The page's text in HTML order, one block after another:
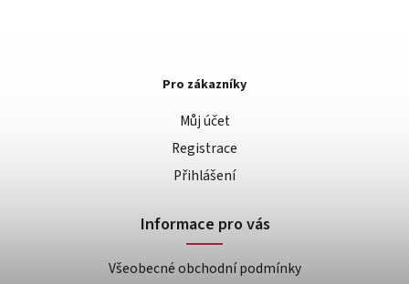
Pro zákazníky
Můj účet
Registrace
Přihlášení
Informace pro vás
Všeobecné obchodní podmínky